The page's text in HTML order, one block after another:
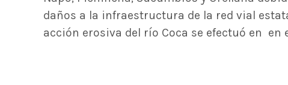
daños a la infraestructura de la red vial
acción erosiva del río Coca se efectuó en en